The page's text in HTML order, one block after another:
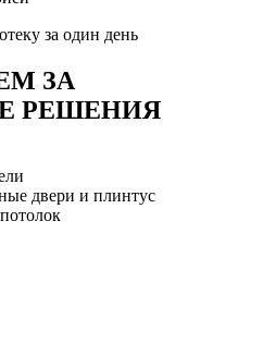
за один день
ЗА
РЕШЕНИЯ
двери и плинтус